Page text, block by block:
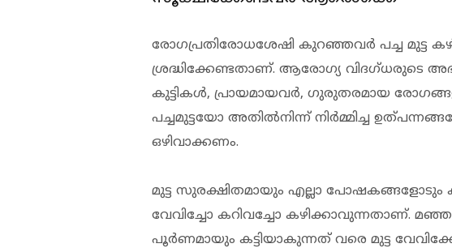
രോഗപ്രതിരോധശേഷി കുറഞ്ഞവര്‍ പച്ച മുട്ട
ശ്രദ്ധിക്കേണ്ടതാണ്. ആരോഗ്യ വിദഗ്ധരുടെ
കുട്ടികള്‍, പ്രായമായവര്‍, ഗുരുതരമായ
പച്ചമുട്ടയോ അതില്‍നിന്ന് നിര്‍മ്മിച്ച
ഒഴിവാക്കണം.
മുട്ട സുരക്ഷിതമായും എല്ലാ പോഷകങ്ങളോടും
വേവിച്ചോ കറിവച്ചോ കഴിക്കാവുന്നതാണ്.
പൂര്‍ണമായും കട്ടിയാകുന്നത് വരെ മുട്ട